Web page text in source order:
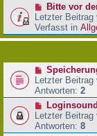
Bitte vor
Letzter Beitrag
Verfasst in
Letzter Beitrag
Antworten: 2
Letzter Beitrag
Antworten: 8